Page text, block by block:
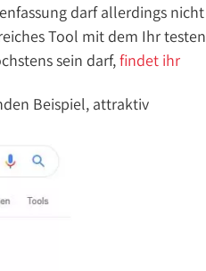
darf allerdings nicht
Tool mit dem Ihr testen
sein darf,findet ihr
Beispiel, attraktiv